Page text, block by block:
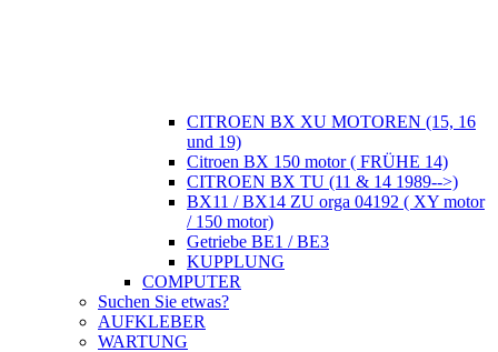
CITROEN BX XU MOTOREN (15, 16
und 19)
Citroen BX 150 motor ( FRÜHE 14)
CITROEN BX TU (11 & 14 1989-->)
BX11 / BX14 ZU orga 04192 ( XY motor
/ 150 motor)
Getriebe BE1 / BE3
KUPPLUNG
COMPUTER
Suchen Sie etwas?
AUFKLEBER
WARTUNG